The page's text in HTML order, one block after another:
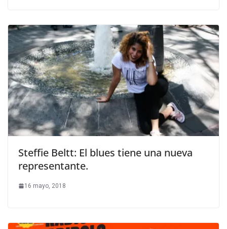
Steffie Beltt: El blues tiene una nueva
representante.
16 mayo, 2018